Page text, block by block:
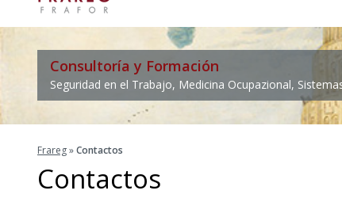
Consultoría y Formación
Seguridad en el Trabajo, Medicina Ocupazional,
Frareg»Contactos
Contactos